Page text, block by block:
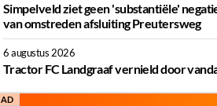
Simpelveld ziet geen 'substantiële'
van omstreden afsluiting Preutersweg
6 augustus 2026
Tractor FC Landgraaf vernield door
AD